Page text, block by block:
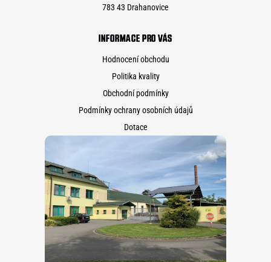
783 43 Drahanovice
INFORMACE PRO VÁS
Hodnocení obchodu
Politika kvality
Obchodní podmínky
Podmínky ochrany osobních údajů
Dotace